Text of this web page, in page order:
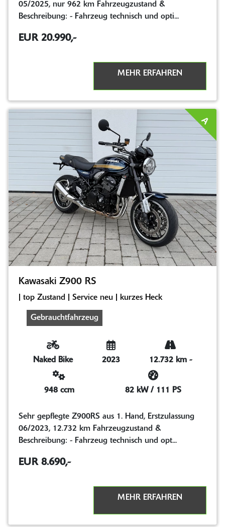
05/2025, nur 962 km Fahrzeugzustand &
Beschreibung: - Fahrzeug technisch und opti...
EUR 20.990,-
MEHR ERFAHREN
Kawasaki Z900 RS
| top Zustand | Service neu | kurzes Heck
Gebrauchtfahrzeug
Naked Bike 2023 12.732 km -
948 ccm 82 kW / 111 PS
Sehr gepflegte Z900RS aus 1. Hand, Erstzulassung
06/2023, 12.732 km Fahrzeugzustand &
Beschreibung: - Fahrzeug technisch und opt...
EUR 8.690,-
MEHR ERFAHREN
A